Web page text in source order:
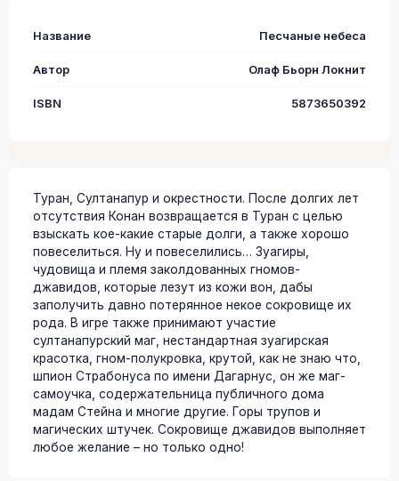
Название Песчаные небеса
Автор Олаф Бьорн Локнит
ISBN 5873650392
Туран, Султанапур и окрестности. После долгих лет
отсутствия Конан возвращается в Туран с целью
взыскать кое-какие старые долги, а также хорошо
повеселиться. Ну и повеселились… Зуагиры,
чудовища и племя заколдованных гномов-
джавидов, которые лезут из кожи вон, дабы
заполучить давно потерянное некое сокровище их
рода. В игре также принимают участие
султанапурский маг, нестандартная зуагирская
красотка, гном-полукровка, крутой, как не знаю что,
шпион Страбонуса по имени Дагарнус, он же маг-
самоучка, содержательница публичного дома
мадам Стейна и многие другие. Горы трупов и
магических штучек. Сокровище джавидов выполняет
любое желание – но только одно!